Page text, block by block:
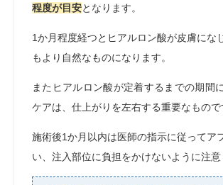
程度が目安となります。
1か月程度経つとヒアルロン酸が皮膚にな
もより自然なものになります。
またヒアルロン酸が定着するまでの期間
ケアは、仕上がりを左右する重要なもので
施術後1か月以内は医師の指示に従ってア
い、注入部位に負担をかけないように注意